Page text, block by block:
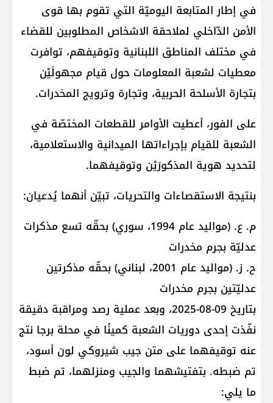
في إطار المتابعة اليوميّة التي تقوم بها قوى
الأمن الدّاخلي لملاحقة الاشخاص المطلوبين للقضاء
في مختلف المناطق اللبنانية وتوقيفهم، توافرت
معطيات لشعبة المعلومات حول قيام مجهولَيْن
بتجارة الأسلحة الحربية، وتجارة وترويج المخدرات.
على الفور، أعطيت الأوامر للقطعات المختصّة في
الشعبة للقيام بإجراءاتها الميدانية والاستعلامية،
لتحديد هوية المذكورَيْن وتوقيفهما.
بنتيجة الاستقصاءات والتحريات، تبيّن أنهما يُدعيان:
م. ع. (مواليد عام 1994، سوري) بحقّه تسع مذكرات
عدليّة بجرم مخدرات
ح. ز. (مواليد عام 2001، لبناني) بحقّه مذكرتين
عدليّتين بجرم مخدرات
بتاريخ 09-08-2025، وبعد عملية رصد ومراقبة دقيقة
نفّذت إحدى دوريات الشعبة كمينًا في محلة برجا نتج
عنه توقيفهما على متن جيب شيروكي لون أسود،
تم ضبطه. بتفتيشهما والجيب ومنزلهما، تم ضبط
ما يلي: